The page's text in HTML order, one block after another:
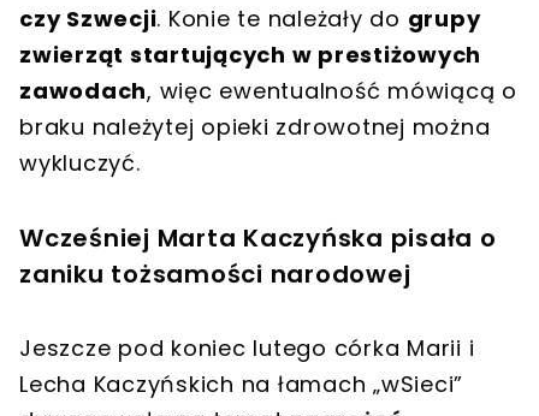
czy Szwecji. Konie te należały do grupy
zwierząt startujących w prestiżowych
zawodach, więc ewentualność mówiącą o
braku należytej opieki zdrowotnej można
wykluczyć.
Wcześniej Marta Kaczyńska pisała o
zaniku tożsamości narodowej
Jeszcze pod koniec lutego córka Marii i
Lecha Kaczyńskich na łamach „wSieci”